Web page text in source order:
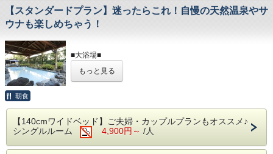
■注意点■
・お部屋は全て禁煙
お願いします
■━━━━━━━━ ご注意ください
━━━━━━━━■
業時間の都合上、チェックインは20：00まで
にお願い致します
チェックイン時間が20：00以降の場合は、ス
【スタンダードプラン】迷ったらこれ！自慢の天然温泉やサ
ウナも楽しめちゃう！
■大浴場■
然温泉施設『富嶽温泉花の湯』
開放的な大露天風呂や多種多様な湯船やサウナを愉しめる温
※下記の時間は、機械点検及び風呂清掃の為ご入浴できませ
ん
・午前9:00～10:00
もっと見る
朝食
【140cmワイドベッド】ご夫婦・カップルプランもオススメ♪
シングルルーム
4,900円～ /人